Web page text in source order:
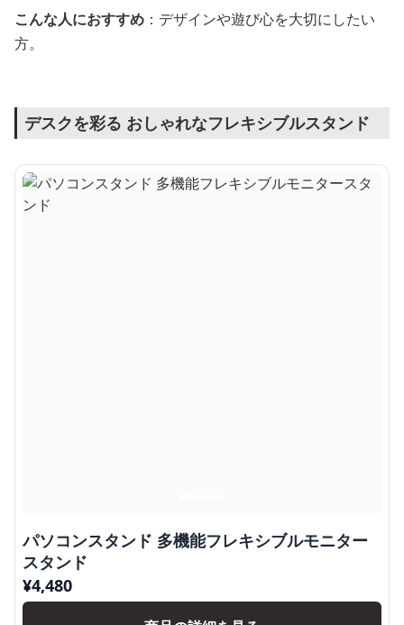
こんな人におすすめ ：デザインや遊び心を大切にしたい
方。
デスクを彩る おしゃれなフレキシブルスタンド
パソコンスタンド 多機能フレキシブルモニター
スタンド
¥4,480